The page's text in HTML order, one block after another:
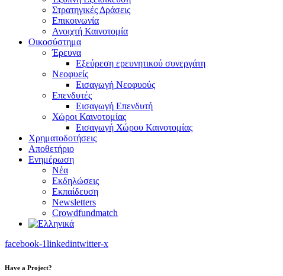
Στρατηγικές Δράσεις
Επικοινωνία
Ανοιχτή Καινοτομία
Οικοσύστημα
Έρευνα
Εξεύρεση ερευνητικού συνεργάτη
Νεοφυείς
Εισαγωγή Νεοφυούς
Επενδυτές
Εισαγωγή Επενδυτή
Χώροι Καινοτομίας
Εισαγωγή Χώρου Καινοτομίας
Χρηματοδοτήσεις
Αποθετήριο
Ενημέρωση
Νέα
Εκδηλώσεις
Εκπαίδευση
Newsletters
Crowdfundmatch
facebook-1linkedintwitter-x
Have a Project?